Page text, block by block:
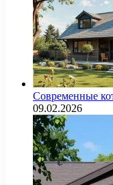
Современные
09.02.2026